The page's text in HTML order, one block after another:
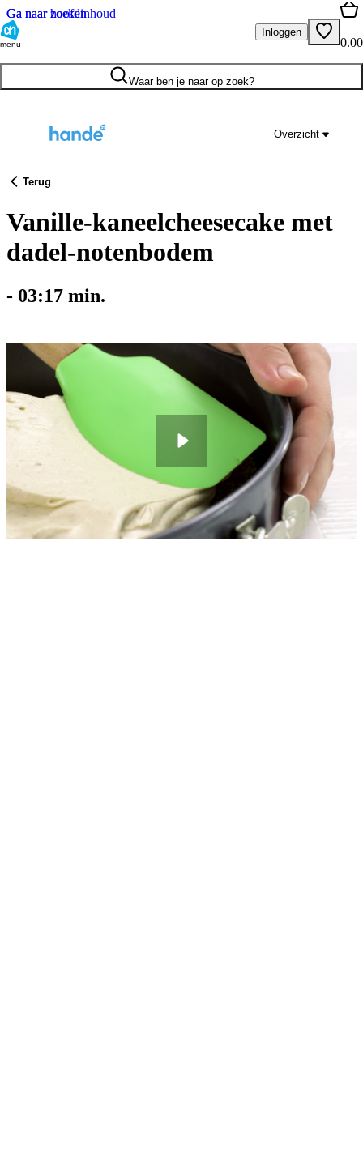
Ga naar hoofdinhoud
Ga naar zoeken
menu
Inloggen
0.00
Waar ben je naar op zoek?
Overzicht
Terug
Vanille-kaneelcheesecake met
dadel-notenbodem
- 03:17 min.